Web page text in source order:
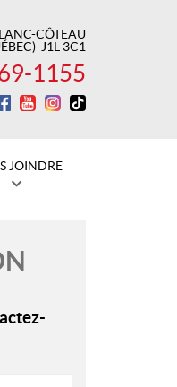
CÔTEAU
J1L 3C1
: 1155
JOINDRE